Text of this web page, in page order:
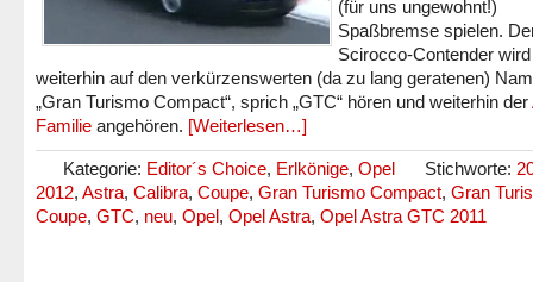
(für uns ungewohnt!)
Spaßbremse spielen.
Scirocco-Contender wird
weiterhin auf den verkürzenswerten (da zu lang geratenen)
„Gran Turismo Compact“, sprich „GTC“ hören und weiterhin der
Familie angehören. [Weiterlesen…]
Kategorie: Editor´s Choice, Erlkönige, Opel Stichworte:
2012, Astra, Calibra, Coupe, Gran Turismo Compact, Gran
Coupe, GTC, neu, Opel, Opel Astra, Opel Astra GTC 2011